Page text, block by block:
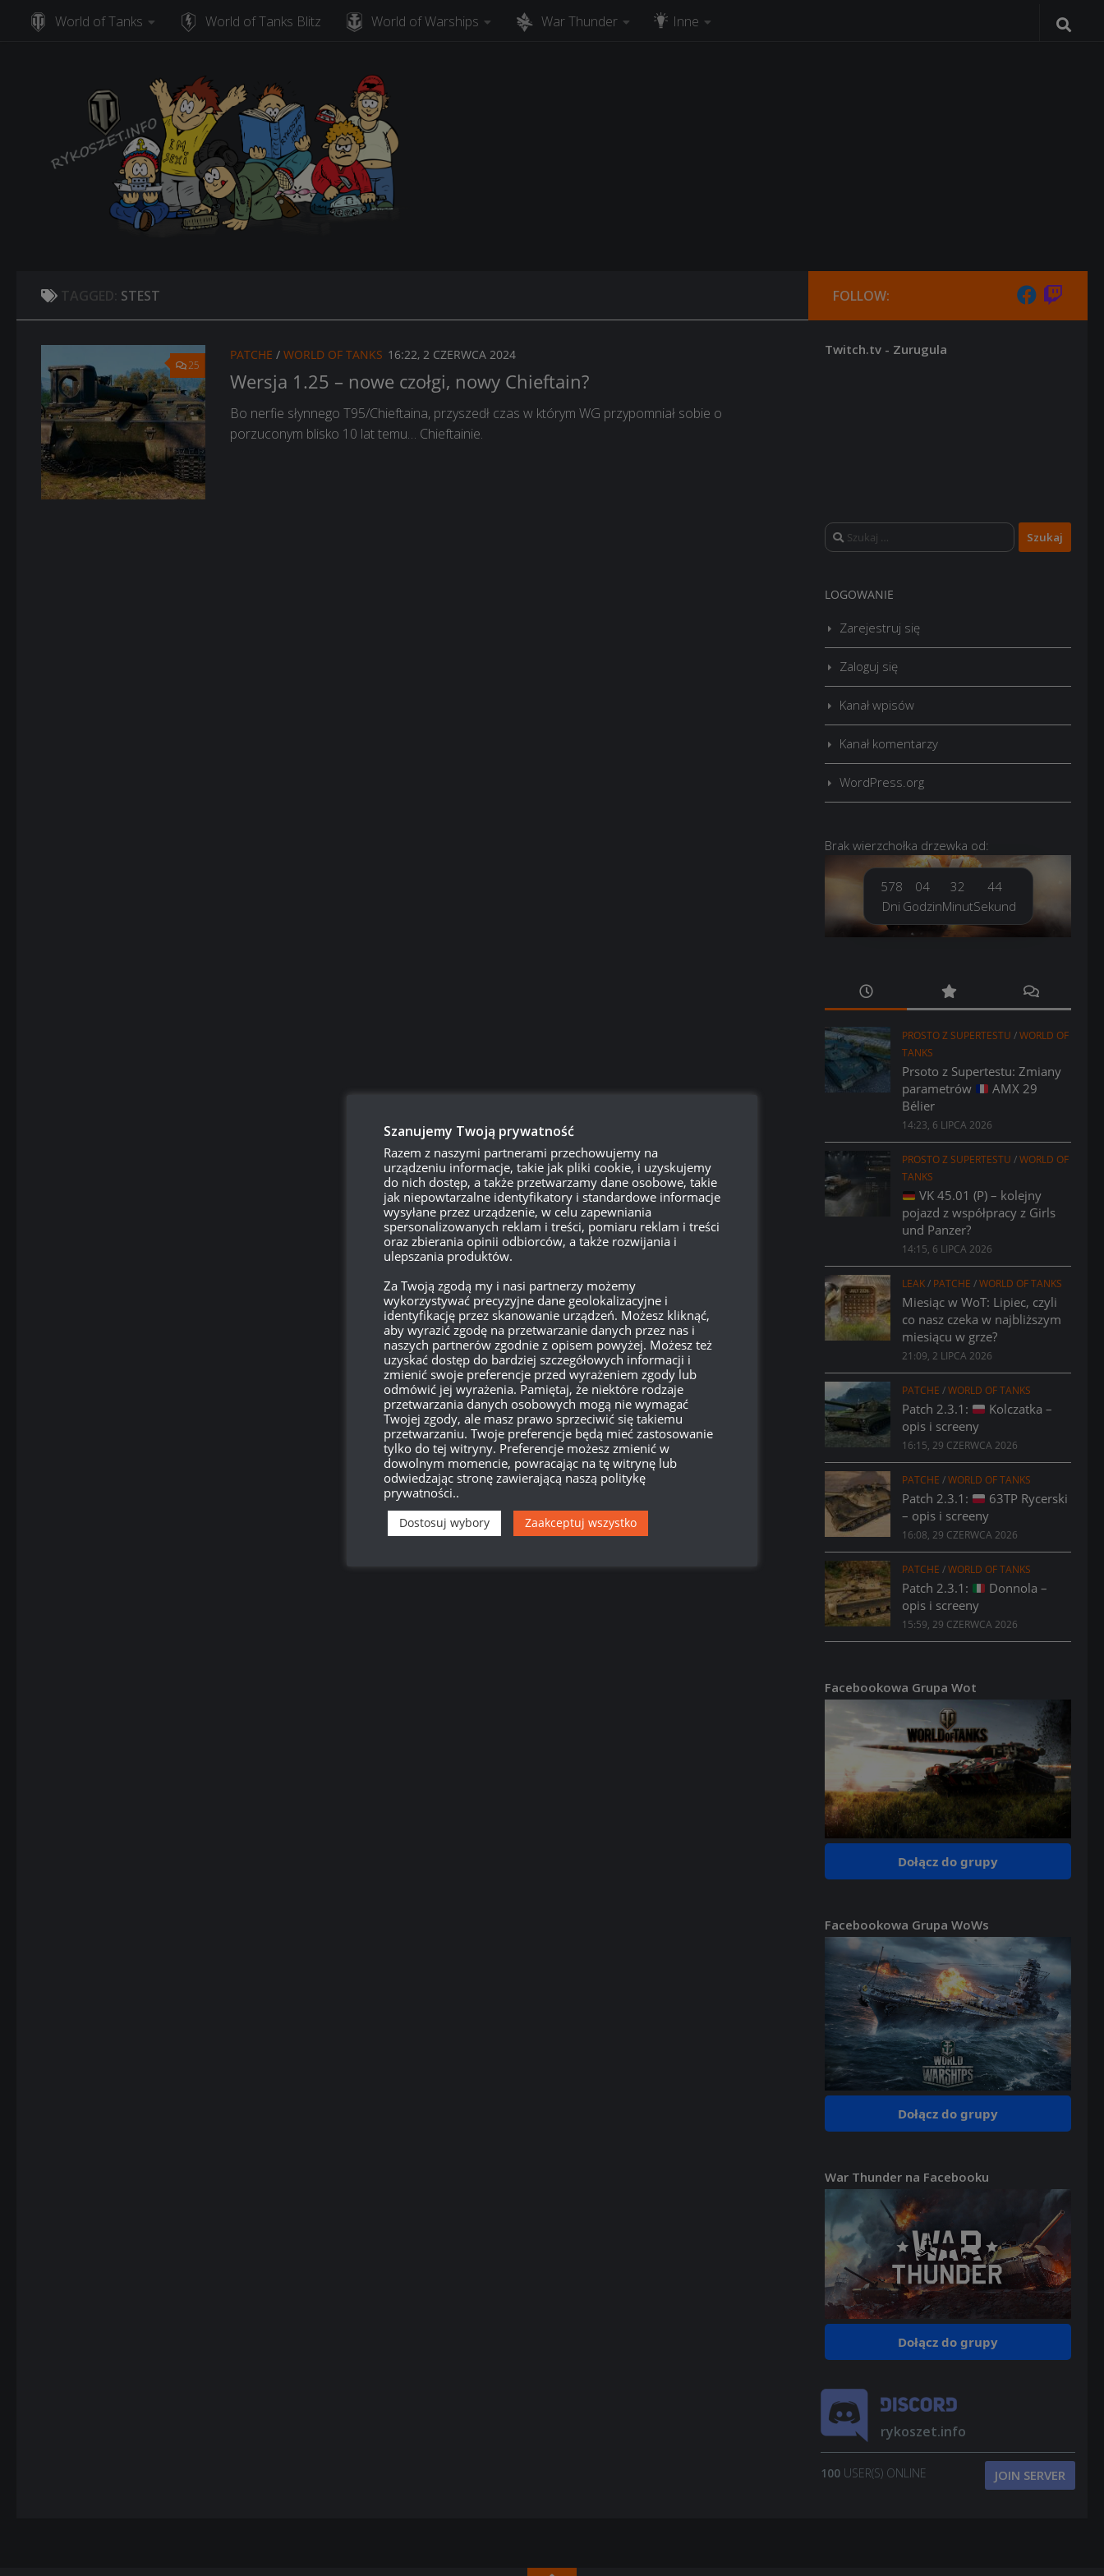
Skip to content
World of Tanks World of Tanks Blitz World of Warships War Thunder Inne
TAGGED: STEST
25
PATCHE / WORLD OF TANKS 16:22, 2 CZERWCA 2024
Wersja 1.25 – nowe czołgi, nowy Chieftain?
Bo nerfie słynnego T95/Chieftaina, przyszedł czas w którym WG przypomniał sobie o
porzuconym blisko 10 lat temu… Chieftainie.
FOLLOW:
Twitch.tv - Zurugula
Szukaj:
LOGOWANIE
Zarejestruj się
Zaloguj się
Kanał wpisów
Kanał komentarzy
WordPress.org
Brak wierzchołka drzewka od:
578
Dni
04
Godzin
32
Minut
45
Sekund
PROSTO Z SUPERTESTU /WORLD OF
TANKS
Prsoto z Supertestu: Zmiany
parametrów
AMX 29
Bélier
14:23, 6 LIPCA 2026
PROSTO Z SUPERTESTU /WORLD OF
TANKS
VK 45.01 (P) – kolejny
pojazd z współpracy z Girls
und Panzer?
14:15, 6 LIPCA 2026
LEAK/ PATCHE /WORLD OF TANKS
Miesiąc w WoT: Lipiec, czyli
co nasz czeka w najbliższym
miesiącu w grze?
21:09, 2 LIPCA 2026
PATCHE /WORLD OF TANKS
Patch 2.3.1:
Kolczatka –
opis i screeny
16:15, 29 CZERWCA 2026
PATCHE /WORLD OF TANKS
Patch 2.3.1:
63TP Rycerski
– opis i screeny
16:08, 29 CZERWCA 2026
PATCHE /WORLD OF TANKS
Patch 2.3.1:
Donnola –
opis i screeny
15:59, 29 CZERWCA 2026
Facebookowa Grupa Wot
Dołącz do grupy
Facebookowa Grupa WoWs
Dołącz do grupy
War Thunder na Facebooku
Dołącz do grupy
rykoszet.info
100 USER(S) ONLINE JOIN SERVER
Szanujemy Twoją prywatność
Razem z naszymi partnerami przechowujemy na
urządzeniu informacje, takie jak pliki cookie, i uzyskujemy
do nich dostęp, a także przetwarzamy dane osobowe, takie
jak niepowtarzalne identyfikatory i standardowe informacje
wysyłane przez urządzenie, w celu zapewniania
spersonalizowanych reklam i treści, pomiaru reklam i treści
oraz zbierania opinii odbiorców, a także rozwijania i
ulepszania produktów.
Za Twoją zgodą my i nasi partnerzy możemy
wykorzystywać precyzyjne dane geolokalizacyjne i
identyfikację przez skanowanie urządzeń. Możesz kliknąć,
aby wyrazić zgodę na przetwarzanie danych przez nas i
naszych partnerów zgodnie z opisem powyżej. Możesz też
uzyskać dostęp do bardziej szczegółowych informacji i
zmienić swoje preferencje przed wyrażeniem zgody lub
odmówić jej wyrażenia. Pamiętaj, że niektóre rodzaje
przetwarzania danych osobowych mogą nie wymagać
Twojej zgody, ale masz prawo sprzeciwić się takiemu
przetwarzaniu. Twoje preferencje będą mieć zastosowanie
tylko do tej witryny. Preferencje możesz zmienić w
dowolnym momencie, powracając na tę witrynę lub
odwiedzając stronę zawierającą naszą politykę
prywatności..
Dostosuj wybory Zaakceptuj wszystko